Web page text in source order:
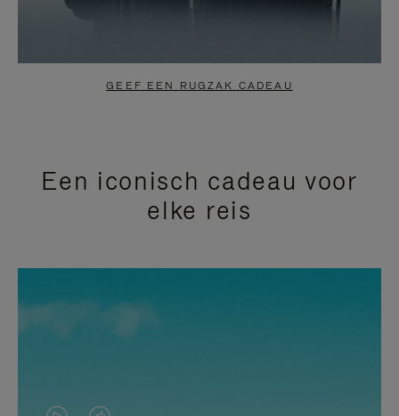
GEEF EEN RUGZAK CADEAU
Een iconisch cadeau voor
elke reis